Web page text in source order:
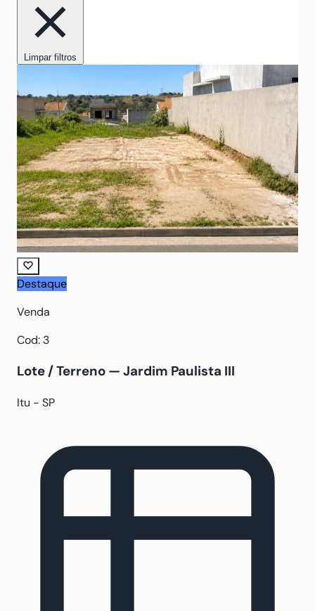
Limpar filtros
Destaque
Venda
Cod: 3
Lote / Terreno — Jardim Paulista III
Itu - SP